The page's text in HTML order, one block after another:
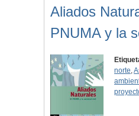
Aliados
PNUMA y la
norte,